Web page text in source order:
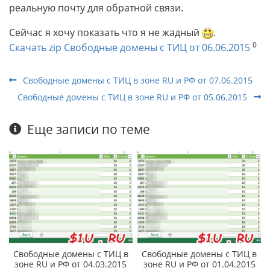
реальную почту для обратной связи.
Сейчас я хочу показать что я не жадный
.
Скачать zip Свободные домены с ТИЦ от 06.06.2015 0
Свободные домены с ТИЦ в зоне RU и РФ от 07.06.2015
Свободные домены с ТИЦ в зоне RU и РФ от 05.06.2015
Еще записи по теме
Свободные домены с ТИЦ в
зоне RU и РФ от 04.03.2015
Свободные домены с ТИЦ в
зоне RU и РФ от 01.04.2015